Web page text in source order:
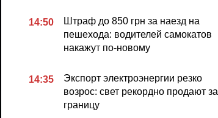
14:50
Штраф до 850 грн за наезд на
пешехода: водителей самокатов
накажут по-новому
14:35
Экспорт электроэнергии резко
возрос: свет рекордно продают за
границу